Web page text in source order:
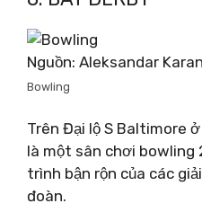
Nguồn: Aleksandar
Bowling
Trên Đại lộ S Baltimore
là một sân chơi bowling
trình bận rộn của các
đoàn.